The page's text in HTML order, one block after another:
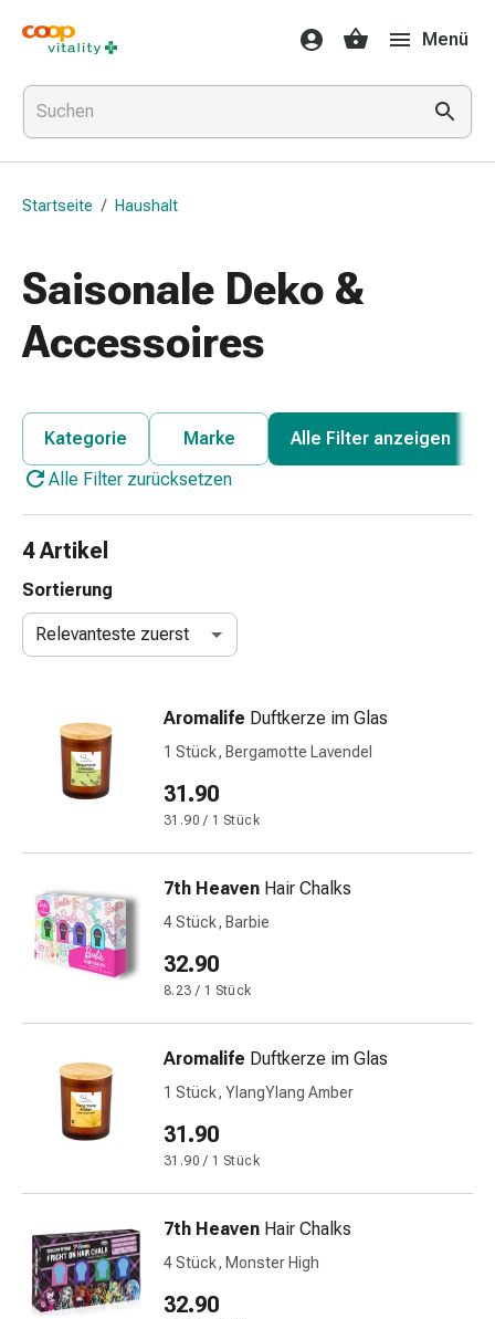
Medikamente
&
Gesundheit
Grippe
&
Erkältung
Grippe-
Erkältung
Medikamente
Halsschmerzen
Husten
Inhalationsgeräte
Zubehör
Wund-
&
Brandversorgung
Kompressen
Fingerverbände
Gazen
Kompressionsbinden
Pflaster
Pflasterbinden,
Tapes
Zubehör
Schlauch-
Verbandsmaterial
Verbrennungen
Sonnenbrand
Verbandwechsel-
Sets
Wundauflagen
Wundbehandlung
Wundsprays
Wundverschlussstreifen
Menü
Startseite / Haushalt
Saisonale Deko &
Accessoires
Kategorie Marke
Alle Filter anzeigen
Alle Filter zurücksetzen
4 Artikel
Sortierung
Relevanteste zuerst
Aromalife Duftkerze im Glas
1 Stück, Bergamotte Lavendel
31.90
31.90 / 1 Stück
7th Heaven Hair Chalks
4 Stück, Barbie
32.90
8.23 / 1 Stück
Aromalife Duftkerze im Glas
1 Stück, YlangYlang Amber
31.90
31.90 / 1 Stück
7th Heaven Hair Chalks
4 Stück, Monster High
32.90